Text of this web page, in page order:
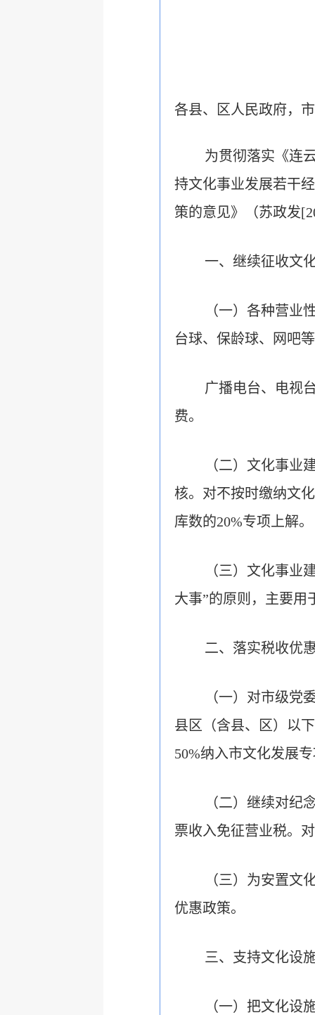
各县、区人民政府，
为贯彻落实《连
持文化事业发展若干
策的意见》（苏政发
一、继续征收文
（一）各种营业
台球、保龄球、网吧
广播电台、电视
费。
（二）文化事业
核。对不按时缴纳文
库数的20%专项上解。
（三）文化事业
大事”的原则，主要用
二、落实税收优
（一）对市级党
县区（含县、区）以
50%纳入市文化发展
（二）继续对纪
票收入免征营业税。
（三）为安置文
优惠政策。
三、支持文化设
（一）把文化设